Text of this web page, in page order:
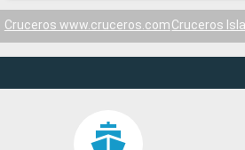
Cruceros www.cruceros.comCruceros